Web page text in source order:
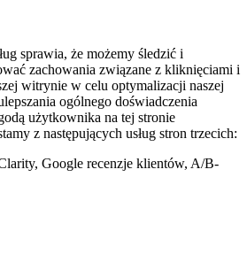
sprawia, że możemy śledzić i
zachowania związane z kliknięciami i
witrynie w celu optymalizacji naszej
ogólnego doświadczenia
użytkownika na tej stronie
z następujących usług stron trzecich:
Google recenzje klientów, A/B-